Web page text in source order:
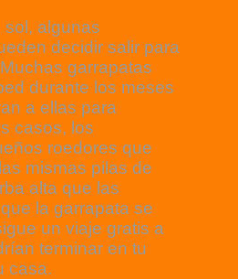
sol, algunas
decidir salir para
garrapatas
durante los meses
a ellas para
casos, los
roedores que
mismas pilas de
alta que las
la garrapata se
un viaje gratis a
terminar en tu
casa.